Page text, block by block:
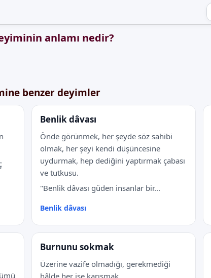
anlamı nedir?
benzer deyimler
Benlik dâvası
Önde görünmek, her şeyde söz sahibi
olmak, her şeyi kendi düşüncesine
uydurmak, hep dediğini yaptırmak çabası
ve tutkusu.
"Benlik dâvası güden insanlar bir...
Benlik dâvası
Burnunu sokmak
Üzerine vazife olmadığı, gerekmediği
hâlde her işe karışmak.